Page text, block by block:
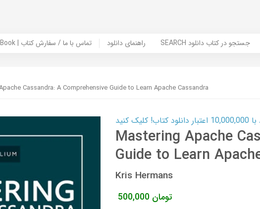
Contact Us / Order Book | تماس با ما / سفارش کتاب راهنمای دانلود SEARCH جستجو در کتاب دانلود
Cassandra: A Comprehensive Guide to Learn Apache Cassandra
کنید
Mastering Apache
Guide to Learn
Kris Hermans
500,000 تومان